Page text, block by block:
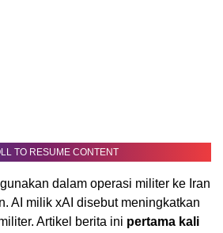
TO RESUME CONTENT
dalam operasi militer ke Iran
AI milik xAI disebut meningkatkan
Artikel berita ini pertama kali